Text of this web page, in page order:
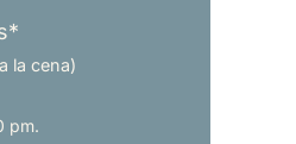
la cena)
pm.